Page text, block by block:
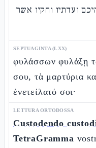
ועדתיו וחקיו אשר
SEPTUAGINTA (LXX)
φυλάσσων φυλάξῃ
σου, τὰ μαρτύρια
ἐνετείλατό σοι·
LETTURA ORTODOSSA
Custodendo
TetraGramma